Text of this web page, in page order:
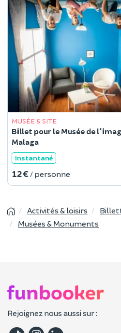
MUSÉE & SITE
Billet pour le Musée de
Malaga
Instantané
12 € / personne
Activités & loisirs
Musées & Monuments
Rejoignez nous aussi sur :